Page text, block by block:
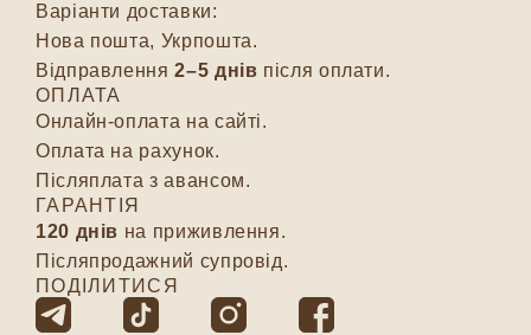
Варіанти доставки:
Нова пошта, Укрпошта.
Відправлення2–5 днів після оплати.
ОПЛАТА
Онлайн-оплата на сайті.
Оплата на рахунок.
Післяплата з авансом.
ГАРАНТІЯ
120 днів на приживлення.
Післяпродажний супровід.
ПОДІЛИТИСЯ